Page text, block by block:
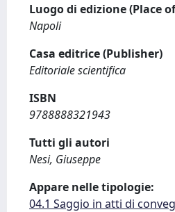
Luogo di edizione (Place
Napoli
Casa editrice (Publisher)
Editoriale scientifica
ISBN
9788888321943
Tutti gli autori
Nesi, Giuseppe
Appare nelle tipologie:
04.1 Saggio in atti di